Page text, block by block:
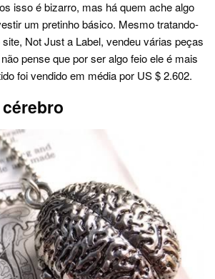
isso é bizarro, mas há quem ache algo
um pretinho básico. Mesmo tratando-
Not Just a Label, vendeu várias peças
pense que por ser algo feio ele é mais
foi vendido em média por US $ 2.602.